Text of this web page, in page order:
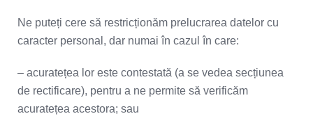
Ne puteți cere să restricționăm prelucrarea datelor cu
caracter personal, dar numai în cazul în care:
– acuratețea lor este contestată (a se vedea secțiunea
de rectificare), pentru a ne permite să verificăm
acuratețea acestora; sau